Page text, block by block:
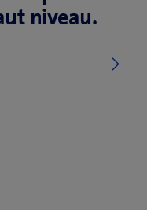
niveau.